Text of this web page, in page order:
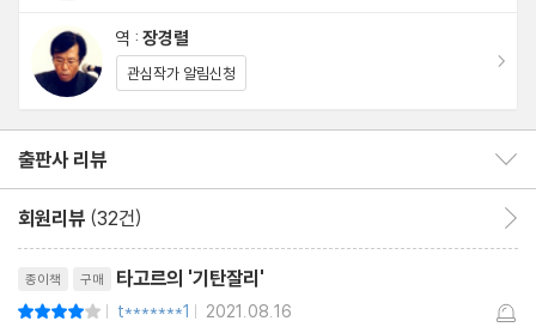
역 : 장경렬
관심작가 알림신청
출판사 리뷰
회원리뷰 (32건)
종이책 구매 타고르의 '기탄잘리'
| t*******1 | 2021.08.16